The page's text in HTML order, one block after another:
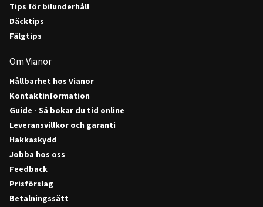
Tips för bilunderhåll
Däcktips
Fälgtips
Om Vianor
Hållbarhet hos Vianor
Kontaktinformation
Guide - Så bokar du tid online
Leveransvillkor och garanti
Hakkaskydd
Jobba hos oss
Feedback
Prisförslag
Betalningssätt